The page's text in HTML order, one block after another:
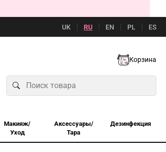
UK RU EN PL ES
Корзина
Макияж/
Уход
Аксессуары/
Тара
Дезинфекция